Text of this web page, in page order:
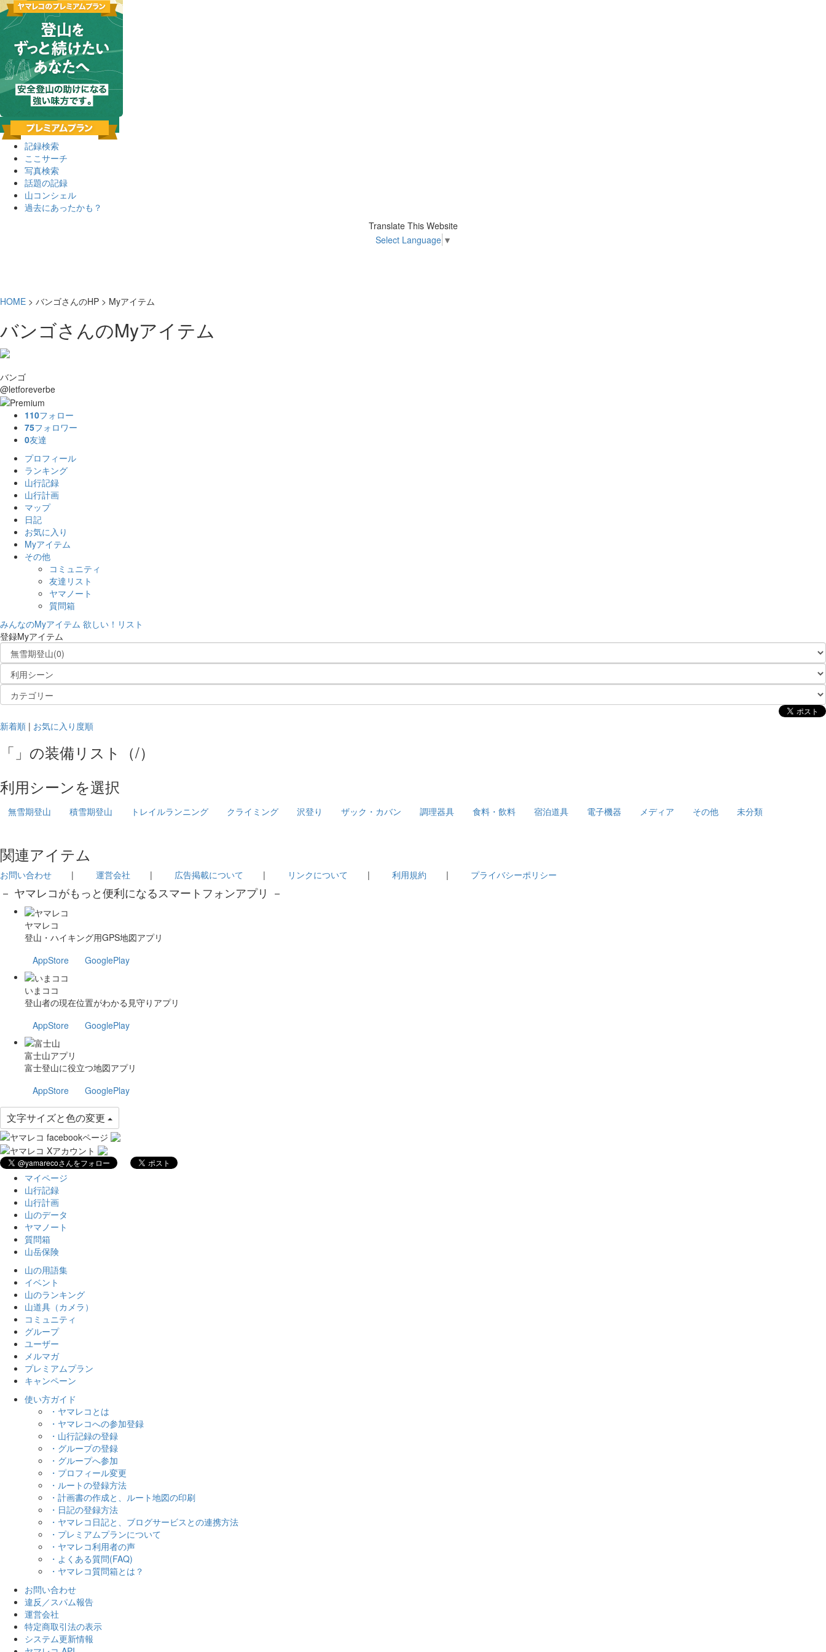
記録検索
ここサーチ
写真検索
話題の記録
山コンシェル
過去にあったかも？
Translate This Website
Select Language ▼
HOME > バンゴさんのHP > Myアイテム
バンゴさんのMyアイテム
バンゴ
@letforeverbe
110フォロー
75フォロワー
0友達
プロフィール
ランキング
山行記録
山行計画
マップ
日記
お気に入り
Myアイテム
その他
コミュニティ
友達リスト
ヤマノート
質問箱
みんなのMyアイテム 欲しい！リスト
登録Myアイテム
新着順 | お気に入り度順
「 」の装備リスト （/）
利用シーンを選択
無雪期登山 積雪期登山 トレイルランニング クライミング 沢登り ザック・カバン 調理器具 食料・飲料 宿泊道具 電子機器 メディア その他 未分類
関連アイテム
お問い合わせ | 運営会社 | 広告掲載について | リンクについて | 利用規約 | プライバシーポリシー
－ ヤマレコがもっと便利になるスマートフォンアプリ －
ヤマレコ
登山・ハイキング用GPS地図アプリ
AppStore
GooglePlay
いまココ
登山者の現在位置がわかる見守りアプリ
AppStore
GooglePlay
富士山アプリ
富士登山に役立つ地図アプリ
AppStore
GooglePlay
文字サイズと色の変更
マイページ
山行記録
山行計画
山のデータ
ヤマノート
質問箱
山岳保険
山の用語集
イベント
山のランキング
山道具（カメラ）
コミュニティ
グループ
ユーザー
メルマガ
プレミアムプラン
キャンペーン
使い方ガイド
・ヤマレコとは
・ヤマレコへの参加登録
・山行記録の登録
・グループの登録
・グループへ参加
・プロフィール変更
・ルートの登録方法
・計画書の作成と、ルート地図の印刷
・日記の登録方法
・ヤマレコ日記と、ブログサービスとの連携方法
・プレミアムプランについて
・ヤマレコ利用者の声
・よくある質問(FAQ)
・ヤマレコ質問箱とは？
お問い合わせ
違反／スパム報告
運営会社
特定商取引法の表示
システム更新情報